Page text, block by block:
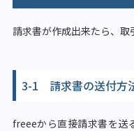
請求書が作成出来たら、取
3-1 請求書の送付方
freeeから直接請求書を送